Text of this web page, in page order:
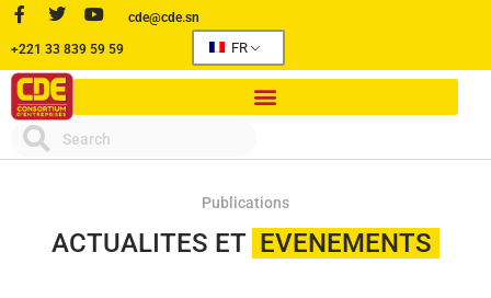
cde@cde.sn
+221 33 839 59 59 FR
Publications
ACTUALITES ET EVENEMENTS